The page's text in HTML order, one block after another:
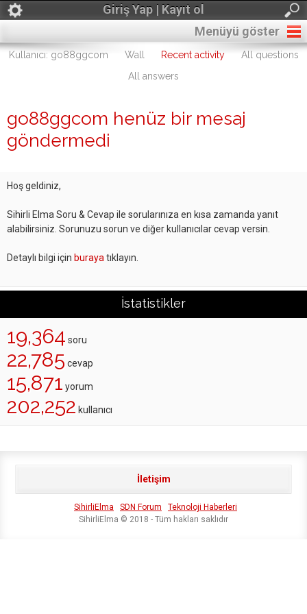
Giriş Yap | Kayıt ol
Menüyü göster
Kullanıcı: go88ggcom Wall Recent activity
All questions
All answers
go88ggcom henüz bir mesaj
göndermedi
Hoş geldiniz,
Sihirli Elma Soru & Cevap ile sorularınıza en kısa zamanda yanıt
alabilirsiniz. Sorunuzu sorun ve diğer kullanıcılar cevap versin.
Detaylı bilgi için buraya tıklayın.
İstatistikler
19,364 soru
22,785 cevap
15,871 yorum
202,252 kullanıcı
İletişim
SihirliElma SDN Forum
Teknoloji Haberleri
SihirliElma © 2018 - Tüm hakları saklıdır